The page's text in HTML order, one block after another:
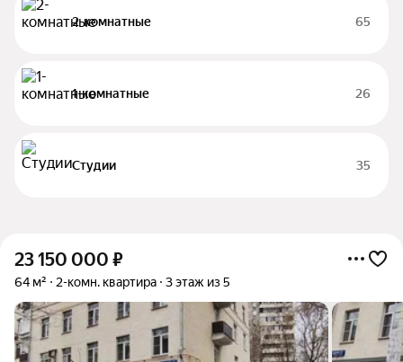
2-комнатные 65
1-комнатные 26
Студии 35
23 150 000 ₽
64 м² 2-комн. квартира 3 этаж из 5